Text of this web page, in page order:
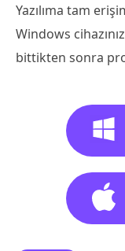
Yazılıma tam
Windows
bittikten sonra